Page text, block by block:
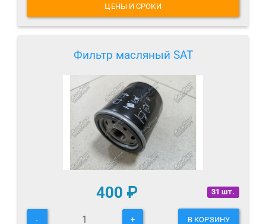
ЦЕНЫ И СРОКИ
Фильтр масляный SAT
31 шт.
400 ₽
- + В КОРЗИНУ